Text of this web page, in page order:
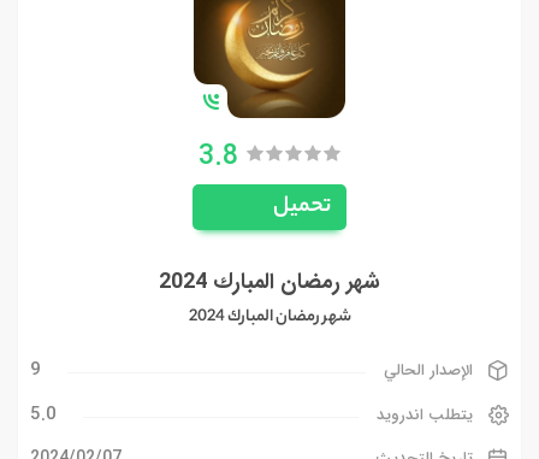
3.8
تحميل
شهر رمضان المبارك 2024
شهر رمضان المبارك 2024
الإصدار الحالي 9
يتطلب اندرويد 5.0